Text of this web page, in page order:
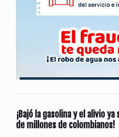
¡Bajó la gasolina y el alivio
de millones de colombianos!